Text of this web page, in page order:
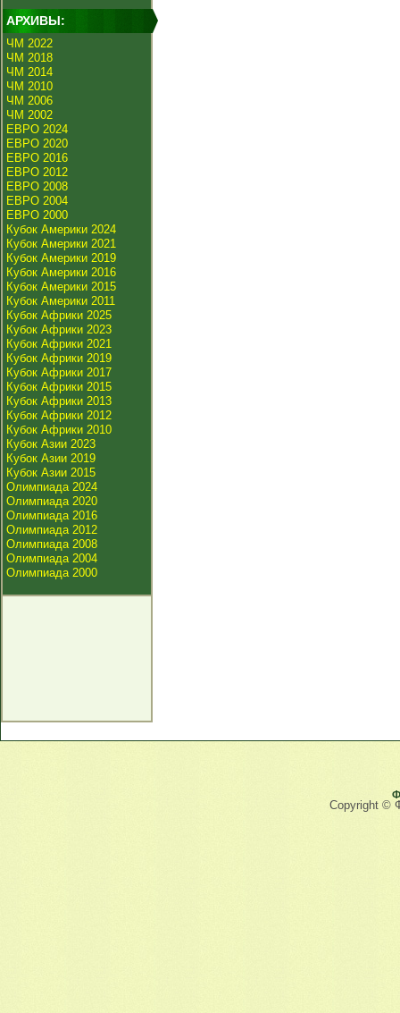
АРХИВЫ:
ЧМ 2022
ЧМ 2018
ЧМ 2014
ЧМ 2010
ЧМ 2006
ЧМ 2002
ЕВРО 2024
ЕВРО 2020
ЕВРО 2016
ЕВРО 2012
ЕВРО 2008
ЕВРО 2004
ЕВРО 2000
Кубок Америки 2024
Кубок Америки 2021
Кубок Америки 2019
Кубок Америки 2016
Кубок Америки 2015
Кубок Америки 2011
Кубок Африки 2025
Кубок Африки 2023
Кубок Африки 2021
Кубок Африки 2019
Кубок Африки 2017
Кубок Африки 2015
Кубок Африки 2013
Кубок Африки 2012
Кубок Африки 2010
Кубок Азии 2023
Кубок Азии 2019
Кубок Азии 2015
Олимпиада 2024
Олимпиада 2020
Олимпиада 2016
Олимпиада 2012
Олимпиада 2008
Олимпиада 2004
Олимпиада 2000
Copyright ©